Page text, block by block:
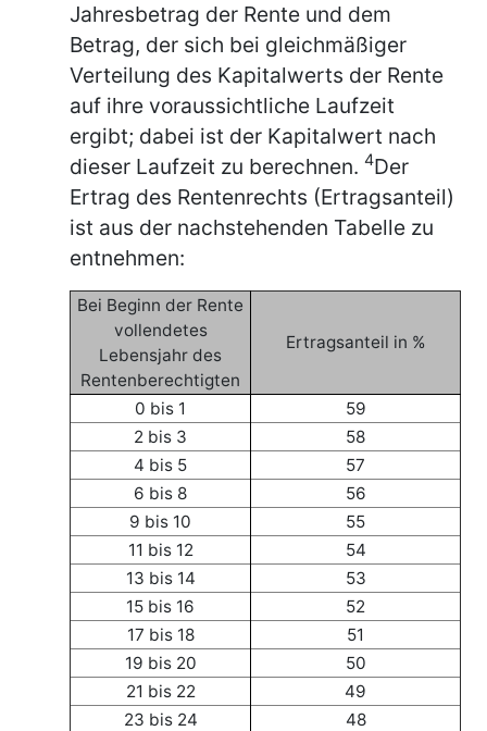
Jahresbetrag der Rente und dem
Betrag, der sich bei gleichmäßiger
Verteilung des Kapitalwerts der Rente
auf ihre voraussichtliche Laufzeit
ergibt; dabei ist der Kapitalwert nach
dieser Laufzeit zu berechnen. 4Der
Ertrag des Rentenrechts (Ertragsanteil)
ist aus der nachstehenden Tabelle zu
entnehmen:
Bei Beginn der Rente
vollendetes
Lebensjahr des
Rentenberechtigten
Ertragsanteil in %
0 bis 1
59
2 bis 3
58
4 bis 5
57
6 bis 8
56
9 bis 10
55
11 bis 12
54
13 bis 14
53
15 bis 16
52
17 bis 18
51
19 bis 20
50
21 bis 22
49
23 bis 24
48